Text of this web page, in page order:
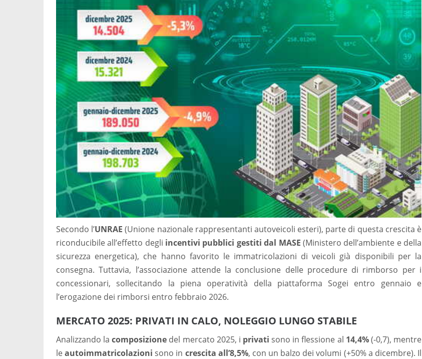
Secondo l’UNRAE (Unione nazionale rappresentanti autoveicoli esteri), parte di questa crescita è
riconducibile all’effetto degli incentivi pubblici gestiti dal MASE (Ministero dell’ambiente e della
sicurezza energetica), che hanno favorito le immatricolazioni di veicoli già disponibili per la
consegna. Tuttavia, l’associazione attende la conclusione delle procedure di rimborso per i
concessionari, sollecitando la piena operatività della piattaforma Sogei entro gennaio e
l’erogazione dei rimborsi entro febbraio 2026.
MERCATO 2025: PRIVATI IN CALO, NOLEGGIO LUNGO STABILE
Analizzando lacomposizione del mercato 2025, i privati sono in flessione al 14,4%(-0,7), mentre
leautoimmatricolazioni sono in crescita all’8,5%, con un balzo dei volumi (+50% a dicembre). Il